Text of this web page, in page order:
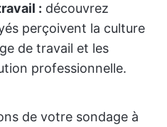
: découvrez
perçoivent la culture
de travail et les
professionnelle.
de votre sondage à